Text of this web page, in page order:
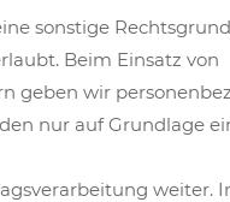
sonstige
Beim Einsatz von
geben wir
nur auf Grundlage
weiter.